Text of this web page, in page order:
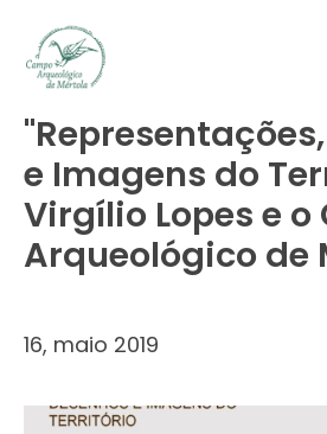
e Imagens do
Virgílio Lopes e o
Arqueológico de
16, maio 2019